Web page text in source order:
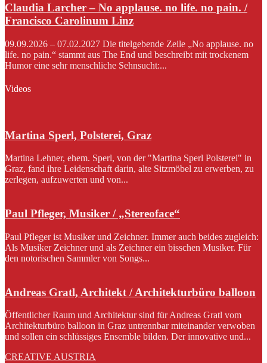
Claudia Larcher – No applause. no life. no pain. /
Francisco Carolinum Linz
09.09.2026 – 07.02.2027 Die titelgebende Zeile „No applause. no
life. no pain.“ stammt aus The End und beschreibt mit trockenem
Humor eine sehr menschliche Sehnsucht:...
Videos
Martina Sperl, Polsterei, Graz
Martina Lehner, ehem. Sperl, von der "Martina Sperl Polsterei" in
Graz, fand ihre Leidenschaft darin, alte Sitzmöbel zu erwerben, zu
zerlegen, aufzuwerten und von...
Paul Pfleger, Musiker / „Stereoface“
Paul Pfleger ist Musiker und Zeichner. Immer auch beides zugleich:
Als Musiker Zeichner und als Zeichner ein bisschen Musiker. Für
den notorischen Sammler von Songs...
Andreas Gratl, Architekt / Architekturbüro balloon
Öffentlicher Raum und Architektur sind für Andreas Gratl vom
Architekturbüro balloon in Graz untrennbar miteinander verwoben
und sollen ein schlüssiges Ensemble bilden. Der innovative und...
CREATIVE AUSTRIA